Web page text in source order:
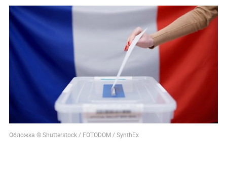
Обложка © Shutterstock / FOTODOM / SynthEx